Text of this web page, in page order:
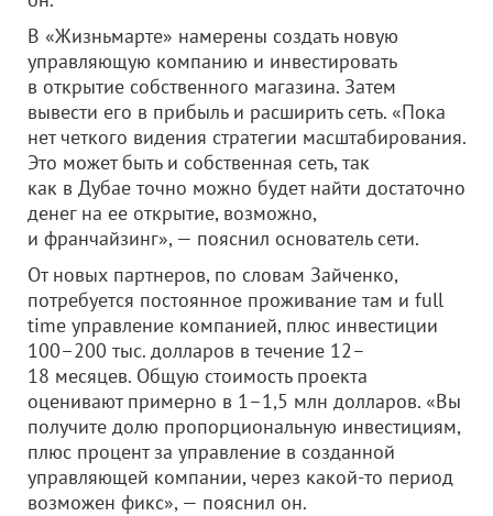
В «Жизньмарте» намерены создать новую
управляющую компанию и инвестировать
в открытие собственного магазина. Затем
вывести его в прибыль и расширить сеть. «Пока
нет четкого видения стратегии масштабирования.
Это может быть и собственная сеть, так
как в Дубае точно можно будет найти достаточно
денег на ее открытие, возможно,
и франчайзинг», — пояснил основатель сети.
От новых партнеров, по словам Зайченко,
потребуется постоянное проживание там и full
time управление компанией, плюс инвестиции
100–200 тыс. долларов в течение 12–
18 месяцев. Общую стоимость проекта
оценивают примерно в 1–1,5 млн долларов. «Вы
получите долю пропорциональную инвестициям,
плюс процент за управление в созданной
управляющей компании, через какой-то период
возможен фикс», — пояснил он.